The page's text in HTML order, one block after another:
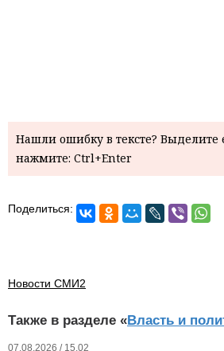
Нашли ошибку в тексте?
нажмите: Ctrl+Enter
Поделиться:
Новости СМИ2
Также в разделе «Власть и
07.08.2026 / 15.02